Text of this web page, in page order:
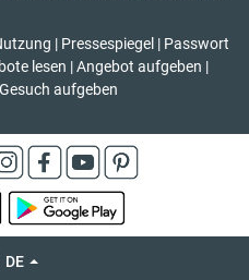
| Pressespiegel | Passwort
lesen | Angebot aufgeben |
Gesuch aufgeben
DE